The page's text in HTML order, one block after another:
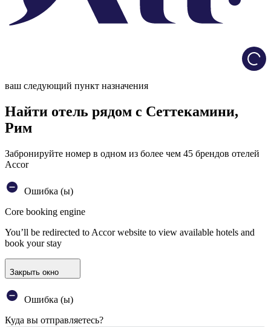
ваш следующий пункт назначения
Найти отель рядом с Сеттекамини,
Рим
Забронируйте номер в одном из более чем 45 брендов отелей
Accor
Ошибка (ы)
Core booking engine
You’ll be redirected to Accor website to view available hotels and
book your stay
Закрыть окно
Ошибка (ы)
Куда вы отправляетесь?